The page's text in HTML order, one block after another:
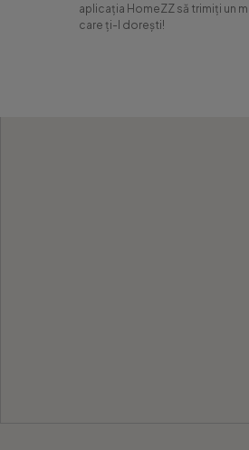
aplicația HomeZZ să trimiți un
care ți-l dorești!